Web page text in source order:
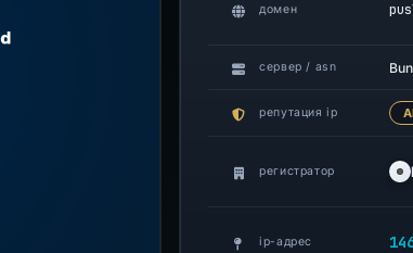
домен
сервер / asn
репутация ip
регистратор
ip-адрес